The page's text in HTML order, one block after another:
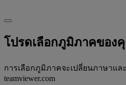
โปรดเลือกภูมิภาคของ
การเลือกภูมิภาคจะเปลี่ยนภาษาแล
teamviewer.com